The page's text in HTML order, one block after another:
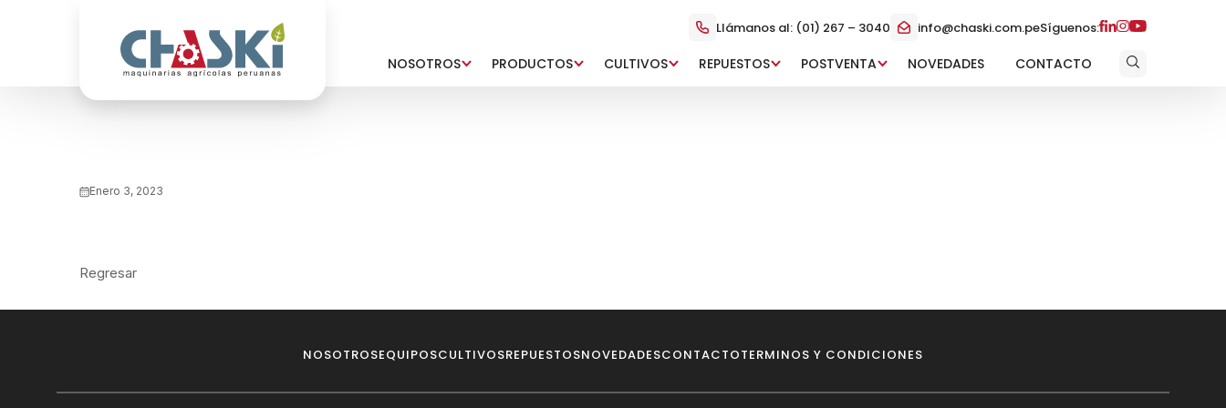
Llámanos al: (01) 267 – 3040 info@chaski.com.peSíguenos:
NOSOTROS PRODUCTOS CULTIVOS REPUESTOS POSTVENTA NOVEDADES CONTACTO
Enero 3, 2023
Regresar
NOSOTROSEQUIPOSCULTIVOSREPUESTOSNOVEDADESCONTACTOTERMINOS Y CONDICIONES